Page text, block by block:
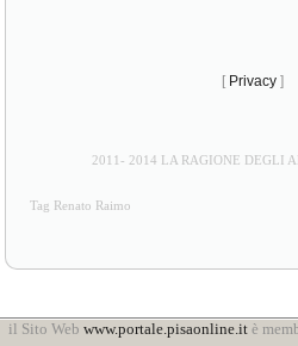
[ Privacy ]
2011- 2014 LA RAGIONE DEGLI
Tag Renato Raimo
il Sito Web www.portale.pisaonline.itè